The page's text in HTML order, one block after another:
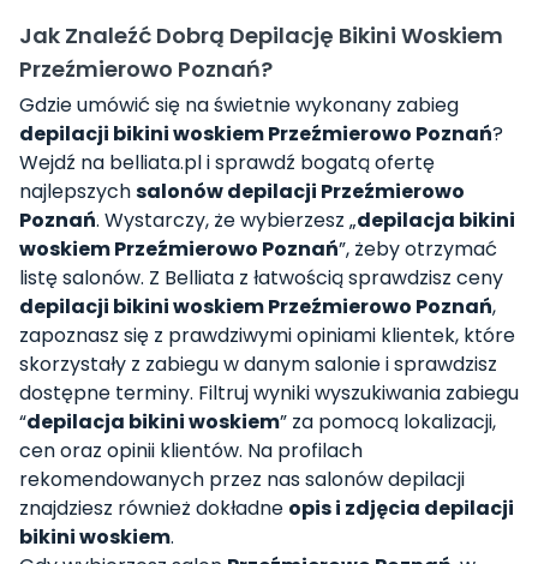
Jak Znaleźć Dobrą Depilację Bikini Woskiem
Przeźmierowo Poznań?
Gdzie umówić się na świetnie wykonany zabieg
depilacji bikini woskiem Przeźmierowo Poznań?
Wejdź na belliata.pl i sprawdź bogatą ofertę
najlepszychsalonów depilacji Przeźmierowo
Poznań. Wystarczy, że wybierzesz „depilacja bikini
woskiem Przeźmierowo Poznań”, żeby otrzymać
listę salonów. Z Belliata z łatwością sprawdzisz ceny
depilacji bikini woskiem Przeźmierowo Poznań,
zapoznasz się z prawdziwymi opiniami klientek, które
skorzystały z zabiegu w danym salonie i sprawdzisz
dostępne terminy. Filtruj wyniki wyszukiwania zabiegu
“depilacja bikini woskiem” za pomocą lokalizacji,
cen oraz opinii klientów. Na profilach
rekomendowanych przez nas salonów depilacji
znajdziesz również dokładne opis i zdjęcia depilacji
bikini woskiem.